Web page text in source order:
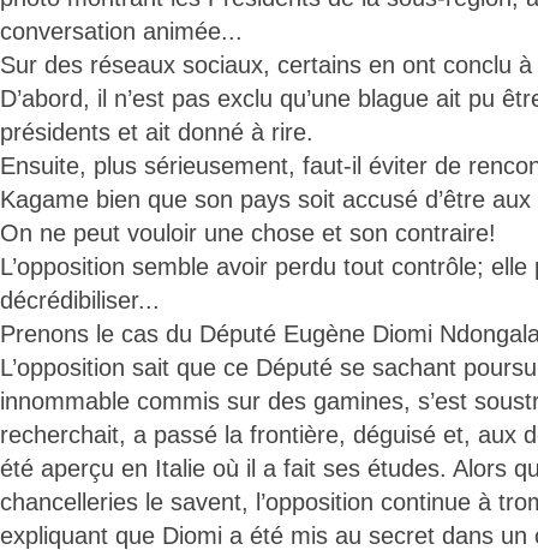
conversation animée...
Sur des réseaux sociaux, certains en ont conclu
D’abord, il n’est pas exclu qu’une blague ait pu
présidents et ait donné à rire.
Ensuite, plus sérieusement, faut-il éviter de
Kagame bien que son pays soit accusé d’être
On ne peut vouloir une chose et son contraire!
L’opposition semble avoir perdu tout contrôle;
décrédibiliser...
Prenons le cas du Député Eugène Diomi
L’opposition sait que ce Député se sachant
innommable commis sur des gamines, s’est
recherchait, a passé la frontière, déguisé et, aux
été aperçu en Italie où il a fait ses études. Alors
chancelleries le savent, l’opposition continue à
expliquant que Diomi a été mis au secret dans un